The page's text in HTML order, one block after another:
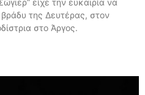
είχε την ευκαιρία να
της Δευτέρας, στον
στο Άργος.